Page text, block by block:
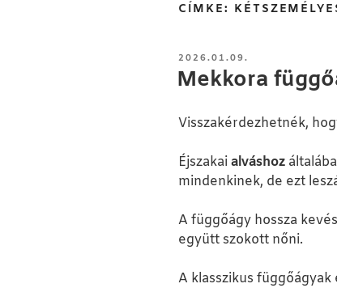
CÍMKE:
BEKÜLDVE:
2026.01.09.
Mekkora
Visszakérdezhetnék,
Éjszakaialváshoz
mindenkinek, de ezt
A függőágy hossza
együtt szokott nőni.
A klasszikus függőágyak